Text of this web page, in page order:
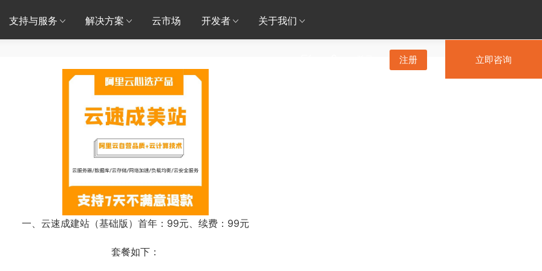
支持与服务 解决方案 云市场 开发者 关于我们
注册 立即咨询
一、云速成建站（基础版）首年：99元、续费：99元
套餐如下：